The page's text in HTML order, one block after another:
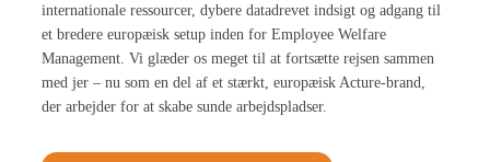
internationale ressourcer, dybere datadrevet indsigt og adgang til
et bredere europæisk setup inden for Employee Welfare
Management. Vi glæder os meget til at fortsætte rejsen sammen
med jer – nu som en del af et stærkt, europæisk Acture-brand,
der arbejder for at skabe sunde arbejdspladser.